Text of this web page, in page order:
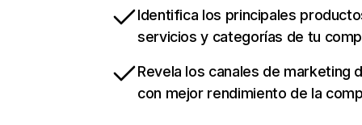
Identifica los principales
servicios y categorías de tu
Revela los canales de marketing
con mejor rendimiento de la